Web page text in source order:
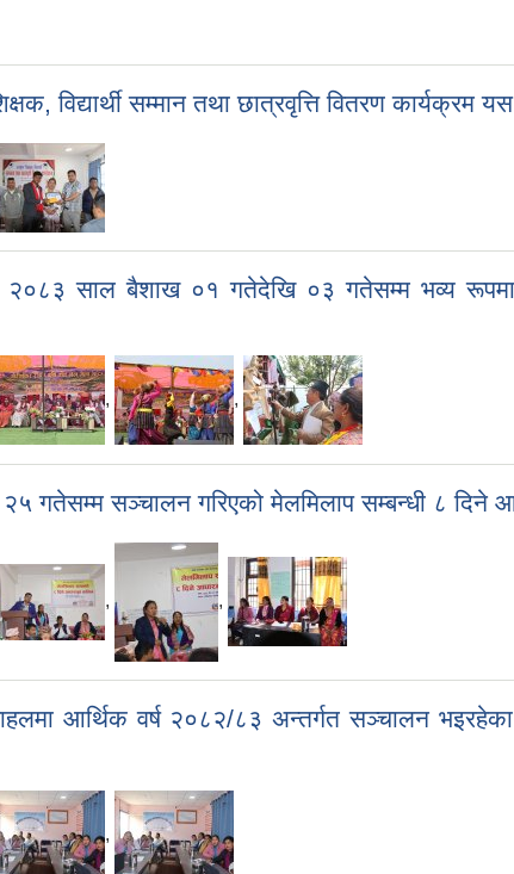
विद्यार्थी सम्मान तथा छात्रवृत्ति वितरण
२०८३ साल बैशाख ०१ गतेदेखि ०३ गतेसम्म भव्य
, ,
२५ गतेसम्म सञ्चालन गरिएको मेलमिलाप सम्बन्धी ८
, ,
आर्थिक वर्ष २०८२/८३ अन्तर्गत सञ्चालन भइरहेका
,